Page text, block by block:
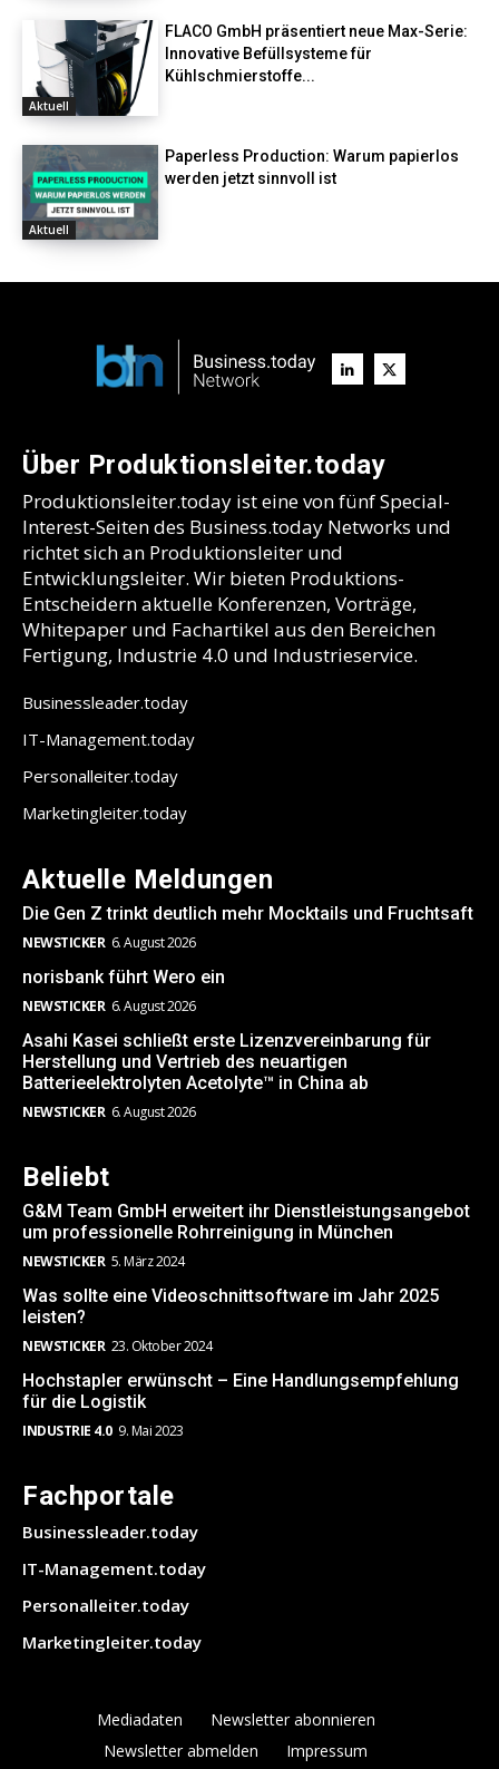
Aktuell
FLACO GmbH präsentiert neue Max-Serie:
Innovative Befüllsysteme für
Kühlschmierstoffe...
Aktuell
Paperless Production: Warum papierlos
werden jetzt sinnvoll ist
Über Produktionsleiter.today
Produktionsleiter.today ist eine von fünf Special-
Interest-Seiten des Business.today Networks und
richtet sich an Produktionsleiter und
Entwicklungsleiter. Wir bieten Produktions-
Entscheidern aktuelle Konferenzen, Vorträge,
Whitepaper und Fachartikel aus den Bereichen
Fertigung, Industrie 4.0 und Industrieservice.
Businessleader.today
IT-Management.today
Personalleiter.today
Marketingleiter.today
Aktuelle Meldungen
Die Gen Z trinkt deutlich mehr Mocktails und Fruchtsaft
NEWSTICKER 6. August 2026
norisbank führt Wero ein
NEWSTICKER 6. August 2026
Asahi Kasei schließt erste Lizenzvereinbarung für
Herstellung und Vertrieb des neuartigen
Batterieelektrolyten Acetolyte™ in China ab
NEWSTICKER 6. August 2026
Beliebt
G&M Team GmbH erweitert ihr Dienstleistungsangebot
um professionelle Rohrreinigung in München
NEWSTICKER 5. März 2024
Was sollte eine Videoschnittsoftware im Jahr 2025
leisten?
NEWSTICKER 23. Oktober 2024
Hochstapler erwünscht – Eine Handlungsempfehlung
für die Logistik
INDUSTRIE 4.0 9. Mai 2023
Fachportale
Businessleader.today
IT-Management.today
Personalleiter.today
Marketingleiter.today
Mediadaten
Newsletter abonnieren
Newsletter abmelden
Impressum